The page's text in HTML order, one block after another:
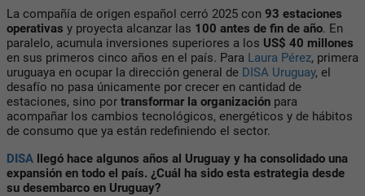
La compañía de origen español cerró 2025 con 93 estaciones
operativas y proyecta alcanzar las 100 antes de fin de año. En
paralelo, acumula inversiones superiores a los US$ 40 millones
en sus primeros cinco años en el país. Para Laura Pérez, primera
uruguaya en ocupar la dirección general de DISA Uruguay, el
desafío no pasa únicamente por crecer en cantidad de
estaciones, sino por transformar la organización para
acompañar los cambios tecnológicos, energéticos y de hábitos
de consumo que ya están redefiniendo el sector.
DISA llegó hace algunos años al Uruguay y ha consolidado una
expansión en todo el país. ¿Cuál ha sido esta estrategia desde
su desembarco en Uruguay?